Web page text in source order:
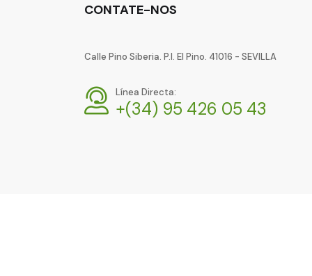
CONTATE-NOS
Calle Pino Siberia. P.I. El Pino. 41016 - SEVILLA
Línea Directa:
+(34) 95 426 05 43